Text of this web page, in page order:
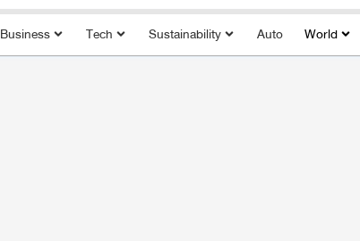
Business Tech Sustainability Auto World